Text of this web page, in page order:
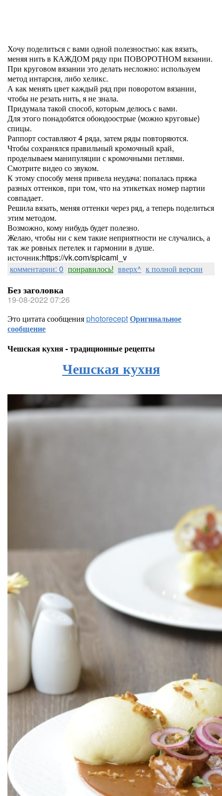
Хочу поделиться с вами одной полезностью: как вязать,
меняя нить в КАЖДОМ ряду при ПОВОРОТНОМ вязании.
При круговом вязании это делать несложно: используем
метод интарсия, либо хеликс.
А как менять цвет каждый ряд при поворотом вязании,
чтобы не резать нить, я не знала.
Придумала такой способ, которым делюсь с вами.
Для этого понадобятся обоюдоострые (можно круговые)
спицы.
Раппорт составляют 4 ряда, затем ряды повторяются.
Чтобы сохранялся правильный кромочный край,
проделываем манипуляции с кромочными петлями.
Смотрите видео со звуком.
К этому способу меня привела неудача: попалась пряжа
разных оттенков, при том, что на этикетках номер партии
совпадает.
Решила вязать, меняя оттенки через ряд, а теперь поделиться
этим методом.
Возможно, кому нибудь будет полезно.
Желаю, чтобы ни с кем такие неприятности не случались, а
так же ровных петелек и гармонии в душе.
источник:https://vk.com/spicami_v
комментарии: 0 понравилось! вверх^ к полной версии
Без заголовка
19-08-2022 07:26
Это цитата сообщенияphotoreceptОригинальное
сообщение
Чешская кухня - традиционные рецепты
Чешская кухня